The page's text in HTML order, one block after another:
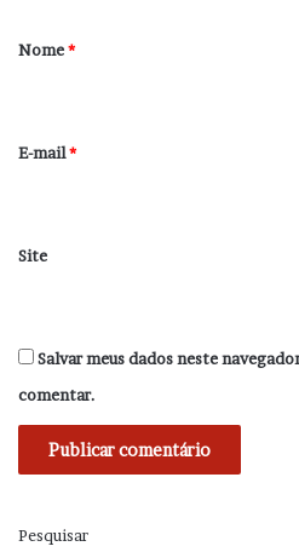
r
*
Nome*
E-mail*
Site
Salvar meus dados neste
comentar.
Pesquisar